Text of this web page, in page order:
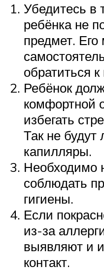
Убедитесь в
ребёнка не
предмет.
обратиться к
Ребёнок
комфортной
избегать
Так не будут
капилляры.
Необходимо
соблюдать
гигиены.
Если
из-за
выявляют и
контакт.